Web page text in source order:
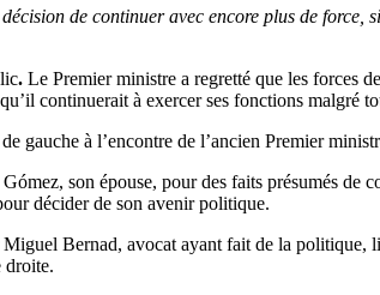
de continuer avec encore plus de force,
. Le Premier ministre a regretté que les forces
continuerait à exercer ses fonctions malgré
gauche à l’encontre de l’ancien Premier
son épouse, pour des faits présumés
décider de son avenir politique.
Bernad, avocat ayant fait de la politique,
droite.